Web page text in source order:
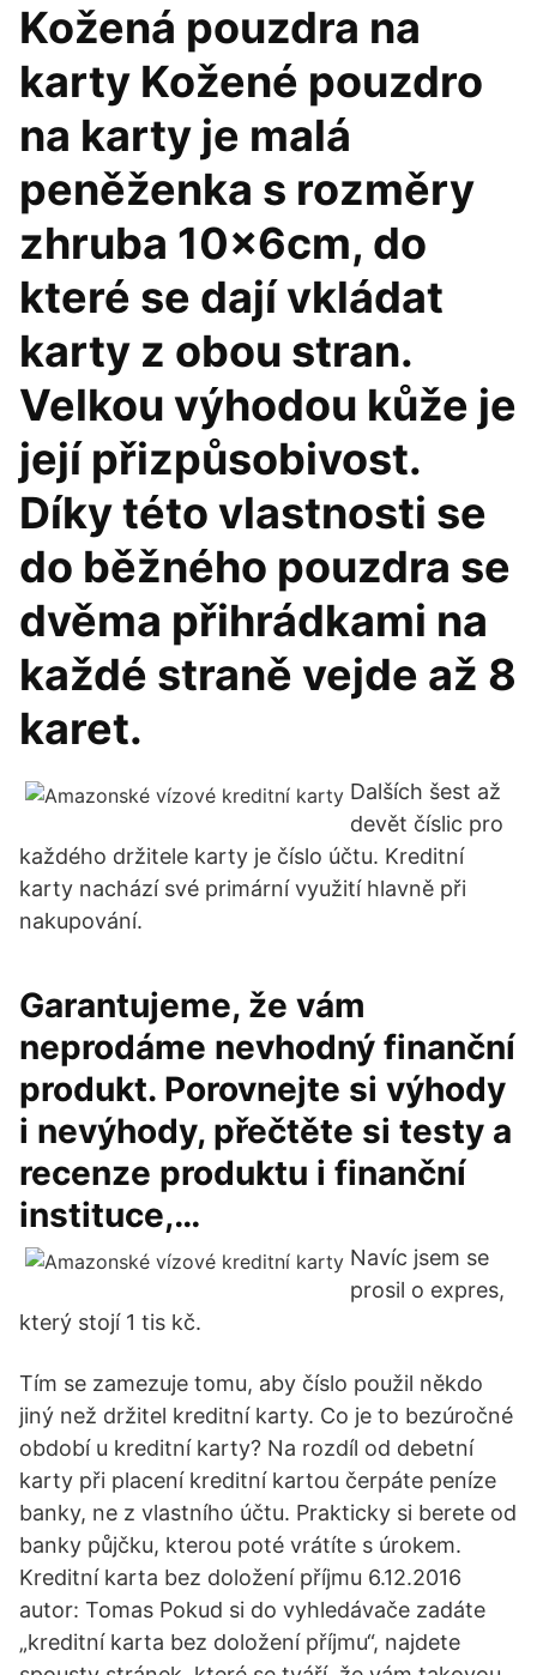
Kožená pouzdra na
karty Kožené pouzdro
na karty je malá
peněženka s rozměry
zhruba 10x6cm, do
které se dají vkládat
karty z obou stran.
Velkou výhodou kůže je
její přizpůsobivost.
Díky této vlastnosti se
do běžného pouzdra se
dvěma přihrádkami na
každé straně vejde až 8
karet.
Dalších šest až
devět číslic pro
každého držitele karty je číslo účtu. Kreditní
karty nachází své primární využití hlavně při
nakupování.
Garantujeme, že vám
neprodáme nevhodný finanční
produkt. Porovnejte si výhody
i nevýhody, přečtěte si testy a
recenze produktu i finanční
instituce,…
Navíc jsem se
prosil o expres,
který stojí 1 tis kč.
Tím se zamezuje tomu, aby číslo použil někdo
jiný než držitel kreditní karty. Co je to bezúročné
období u kreditní karty? Na rozdíl od debetní
karty při placení kreditní kartou čerpáte peníze
banky, ne z vlastního účtu. Prakticky si berete od
banky půjčku, kterou poté vrátíte s úrokem.
Kreditní karta bez doložení příjmu 6.12.2016
autor: Tomas Pokud si do vyhledávače zadáte
„kreditní karta bez doložení příjmu“, najdete